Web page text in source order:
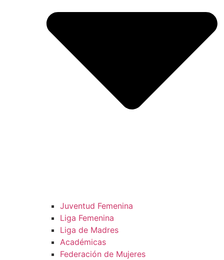
Juventud Femenina
Liga Femenina
Liga de Madres
Académicas
Federación de Mujeres